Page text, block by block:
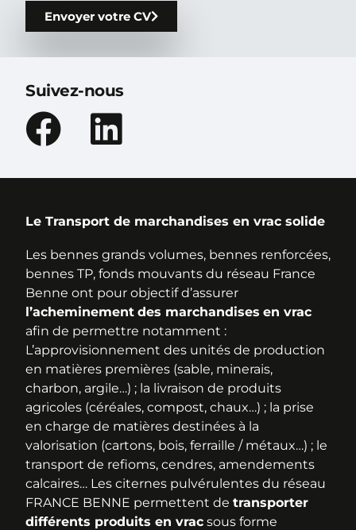
Envoyer votre CV
Suivez-nous
Le Transport de marchandises en vrac solide
Les bennes grands volumes, bennes renforcées,
bennes TP, fonds mouvants du réseau France
Benne ont pour objectif d’assurer
l’acheminement des marchandises en vrac
afin de permettre notamment :
L’approvisionnement des unités de production
en matières premières (sable, minerais,
charbon, argile…) ; la livraison de produits
agricoles (céréales, compost, chaux…) ; la prise
en charge de matières destinées à la
valorisation (cartons, bois, ferraille / métaux…) ; le
transport de refioms, cendres, amendements
calcaires… Les citernes pulvérulentes du réseau
FRANCE BENNE permettent de transporter
différents produits en vrac sous forme